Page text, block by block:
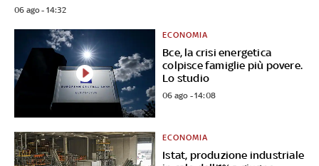
06 ago - 14:32
Bce, la crisi energetica
colpisce famiglie più povere.
Lo studio
ECONOMIA
06 ago - 14:08
Istat, produzione industriale
ECONOMIA